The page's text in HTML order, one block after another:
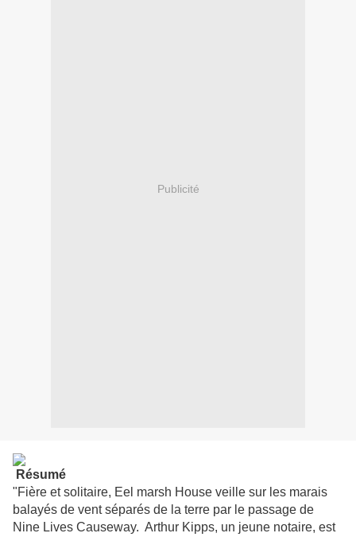
Publicité
Résumé
"Fière et solitaire, Eel marsh House veille sur les marais
balayés de vent séparés de la terre par le passage de
Nine Lives Causeway. Arthur Kipps, un jeune notaire, est